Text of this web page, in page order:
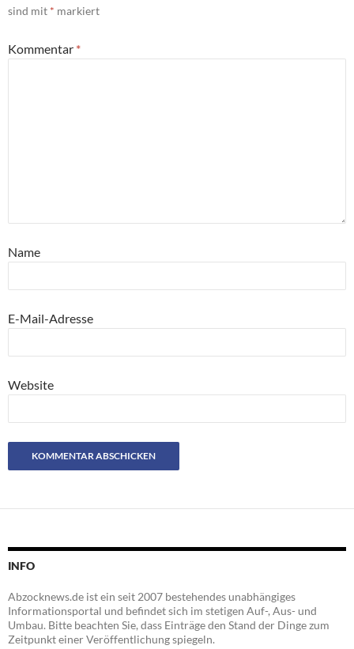
sind mit * markiert
Kommentar *
Name
E-Mail-Adresse
Website
INFO
Abzocknews.de ist ein seit 2007 bestehendes unabhängiges
Informationsportal und befindet sich im stetigen Auf-, Aus- und
Umbau. Bitte beachten Sie, dass Einträge den Stand der Dinge zum
Zeitpunkt einer Veröffentlichung spiegeln.